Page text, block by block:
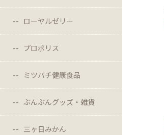
ローヤルゼリー
プロポリス
ミツバチ健康食品
ぶんぶんグッズ・雑貨
三ヶ日みかん